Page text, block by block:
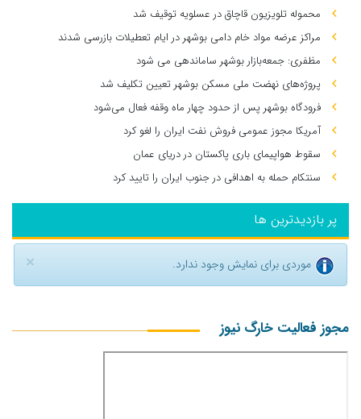
محموله تلویزیون قاچاق در عسلویه توقیف شد
مراکز عرضه مواد خام دامی بوشهر در ایام تعطیلات بازرسی شدند
مظفری: جمعه‌بازار بوشهر ساماندهی می‌ شود
پروژه‌های نهضت ملی مسکن بوشهر تعیین تکلیف شد
فرودگاه بوشهر پس از حدود چهار ماه وقفه فعال می‌شود
آمریکا مجوز عمومی فروش نفت ایران را لغو کرد
سقوط هواپیمای باری پاکستان در دریای عمان
سنتکام حمله به اهدافی در جنوب ایران را تایید کرد
پر بازدیدترین ها
× موردی برای نمایش وجود ندارد.
مجوز فعالیت خارگ نیوز